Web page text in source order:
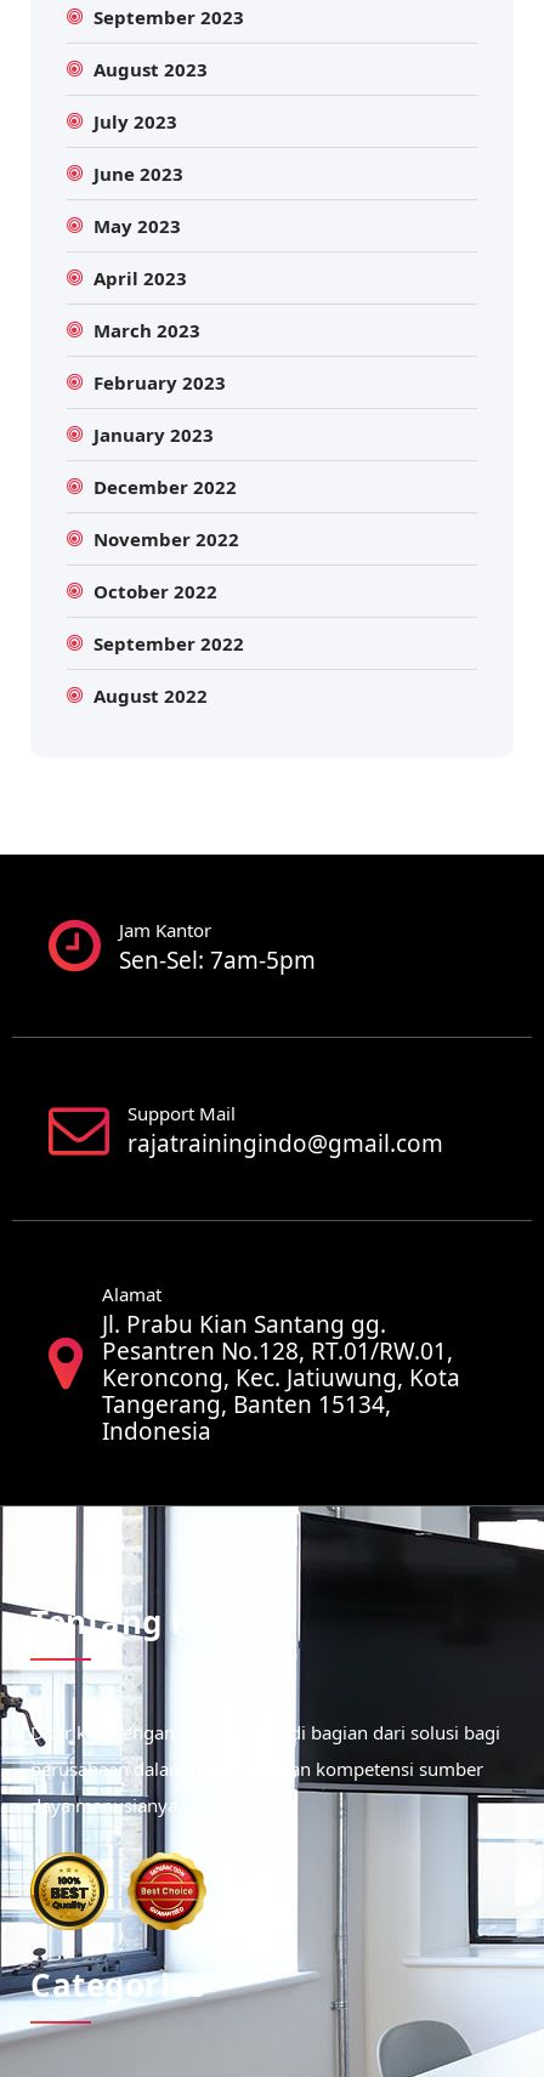
September 2023
August 2023
July 2023
June 2023
May 2023
April 2023
March 2023
February 2023
January 2023
December 2022
November 2022
October 2022
September 2022
August 2022
Jam Kantor
Sen-Sel: 7am-5pm
Support Mail
rajatrainingindo@gmail.com
Alamat
Jl. Prabu Kian Santang gg.
Pesantren No.128, RT.01/RW.01,
Keroncong, Kec. Jatiuwung, Kota
Tangerang, Banten 15134,
Indonesia
Tentang Kami
Didirikan dengan tujuan menjadi bagian dari solusi bagi
perusahaan dalam meningkatkan kompetensi sumber
daya manusianya.
Categories